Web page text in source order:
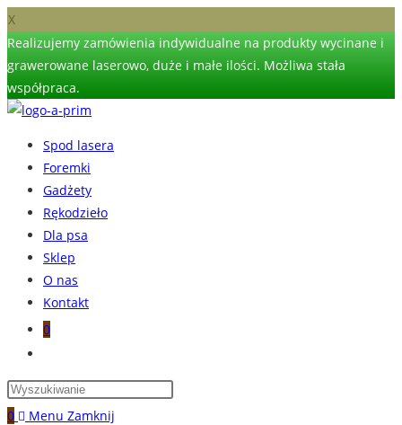
X
Realizujemy zamówienia indywidualne na produkty wycinane i
grawerowane laserowo, duże i małe ilości. Możliwa stała
współpraca.
Spod lasera
Foremki
Gadżety
Rękodzieło
Dla psa
Sklep
O nas
Kontakt
0
0 Menu Zamknij